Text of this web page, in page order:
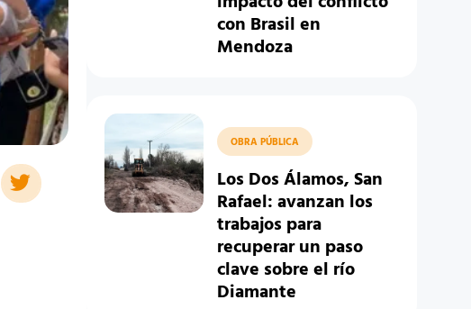
con Brasil en
Mendoza
OBRA PÚBLICA
Los Dos Álamos, San
Rafael: avanzan los
trabajos para
recuperar un paso
clave sobre el río
Diamante